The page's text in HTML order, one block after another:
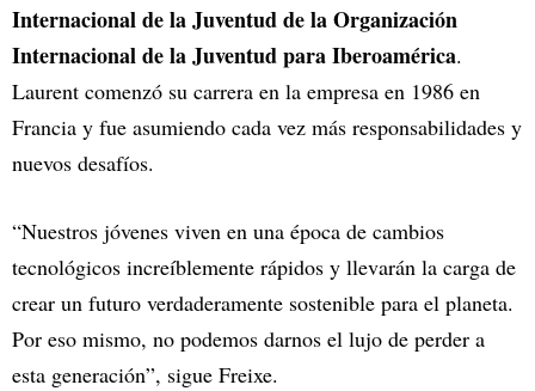
Internacional de la Juventud de la Organización
Internacional de la Juventud para Iberoamérica.
Laurent comenzó su carrera en la empresa en 1986 en
Francia y fue asumiendo cada vez más responsabilidades y
nuevos desafíos.
“Nuestros jóvenes viven en una época de cambios
tecnológicos increíblemente rápidos y llevarán la carga de
crear un futuro verdaderamente sostenible para el planeta.
Por eso mismo, no podemos darnos el lujo de perder a
esta generación”, sigue Freixe.